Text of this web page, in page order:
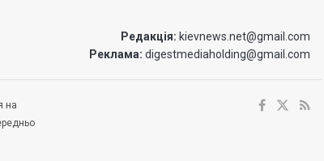
Редакція: kievnews.net@gmail.com
Реклама: digestmediaholding@gmail.com
на